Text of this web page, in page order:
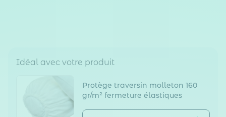
Idéal avec votre produit
Protège traversin molleton 160
gr/m² fermeture élastiques